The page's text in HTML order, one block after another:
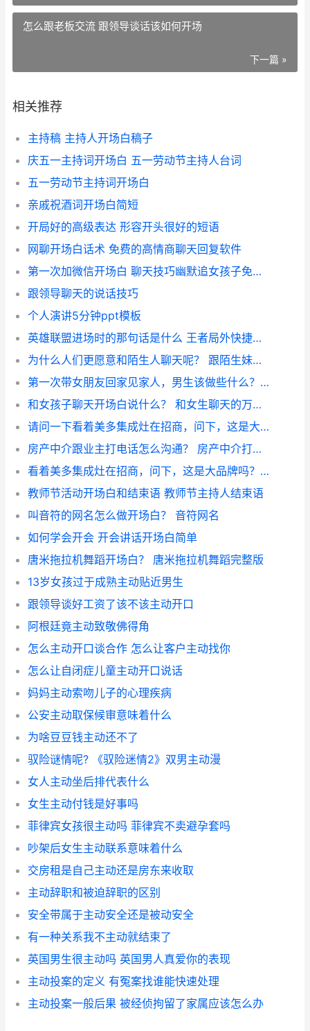
怎么跟老板交流 跟领导谈话该如何开场
下一篇 »
相关推荐
主持稿 主持人开场白稿子
庆五一主持词开场白 五一劳动节主持人台词
五一劳动节主持词开场白
亲戚祝酒词开场白简短
开局好的高级表达 形容开头很好的短语
网聊开场白话术 免费的高情商聊天回复软件
第一次加微信开场白 聊天技巧幽默追女孩子免费软件
跟领导聊天的说话技巧
个人演讲5分钟ppt模板
英雄联盟进场时的那句话是什么 王者局外快捷信息哪里设置
为什么人们更愿意和陌生人聊天呢？ 跟陌生妹子聊天开场白
第一次带女朋友回家见家人，男生该做些什么？ 见女方家长开场白
和女孩子聊天开场白说什么？ 和女生聊天的万能开场白
请问一下看着美多集成灶在招商，问下，这是大品牌吗？ 集成灶招商话术技巧开场白
房产中介跟业主打电话怎么沟通？ 房产中介打电话开场白
看着美多集成灶在招商，问下，这是大品牌吗？ 集成灶招商话术技巧开场白
教师节活动开场白和结束语 教师节主持人结束语
叫音符的网名怎么做开场白？ 音符网名
如何学会开会 开会讲话开场白简单
唐米拖拉机舞蹈开场白？ 唐米拖拉机舞蹈完整版
13岁女孩过于成熟主动贴近男生
跟领导谈好工资了该不该主动开口
阿根廷竟主动致敬佛得角
怎么主动开口谈合作 怎么让客户主动找你
怎么让自闭症儿童主动开口说话
妈妈主动索吻儿子的心理疾病
公安主动取保候审意味着什么
为啥豆豆钱主动还不了
驭险谜情呢? 《驭险迷情2》双男主动漫
女人主动坐后排代表什么
女生主动付钱是好事吗
菲律宾女孩很主动吗 菲律宾不卖避孕套吗
吵架后女生主动联系意味着什么
交房租是自己主动还是房东来收取
主动辞职和被迫辞职的区别
安全带属于主动安全还是被动安全
有一种关系我不主动就结束了
英国男生很主动吗 英国男人真爱你的表现
主动投案的定义 有冤案找谁能快速处理
主动投案一般后果 被经侦拘留了家属应该怎么办